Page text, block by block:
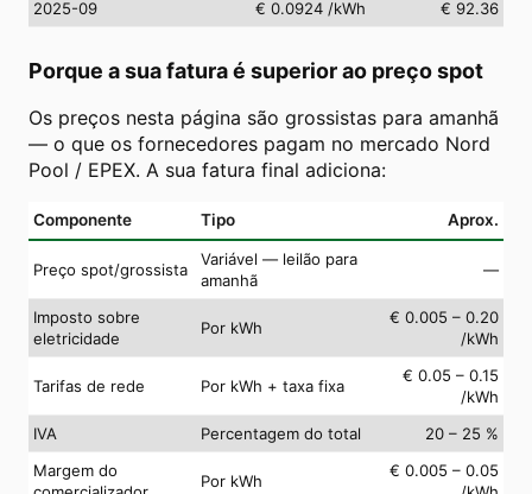
2025-09
€ 0.0924 /kWh € 92.36
Porque a sua fatura é superior ao preço spot
Os preços nesta página são grossistas para amanhã
— o que os fornecedores pagam no mercado Nord
Pool / EPEX. A sua fatura final adiciona:
Componente Tipo Aprox.
Preço spot/grossista
Variável — leilão para
amanhã
—
Imposto sobre
eletricidade
Por kWh
€ 0.005 – 0.20
/kWh
Tarifas de rede Por kWh + taxa fixa
€ 0.05 – 0.15
/kWh
IVA
Percentagem do total
20 – 25 %
Margem do
Por kWh
€ 0.005 – 0.05